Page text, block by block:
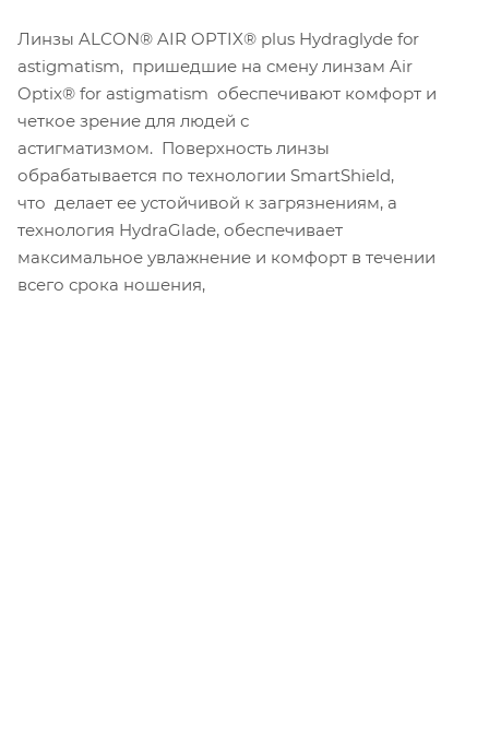
Линзы ALCON® AIR OPTIX® plus Hydraglyde for
astigmatism, пришедшие на смену линзам Air
Optix® for astigmatism обеспечивают комфорт и
четкое зрение для людей с
астигматизмом. Поверхность линзы
обрабатывается по технологии SmartShield,
что делает ее устойчивой к загрязнениям, а
технология HydraGlade, обеспечивает
максимальное увлажнение и комфорт в течении
всего срока ношения,